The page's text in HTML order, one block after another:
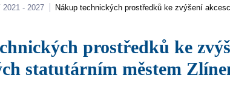
Kariéra
2021 - 2027 Nákup technických prostředků ke zvýšení
statutárním městem